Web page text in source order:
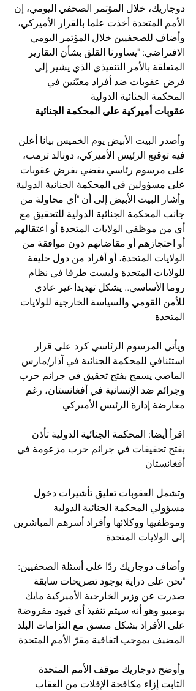
دوجاريك، خلال المؤتمر الصحفي اليومي، إن
الأمم المتحدة أخذت علما بالقرار الأميركي،
وأضاف للصحفيين خلال المؤتمر اليومي
الافتراضي: "يساورنا القلق بشأن التقارير
المتعلقة بالأمر التنفيذي الذي يشير إلى
فرض عقوبات ضد أفراد معيّنين في
المحكمة الجنائية الدولية
عقوبات أميركية على المحكمة الجنائية
وأصدر البيت الأبيض يوم الخميس بيانا أعلن
فيه توقيع الرئيس الأميركي، دونالد ترمب،
على مرسوم رئاسي يقضي بفرض عقوبات
على مسؤولين في المحكمة الجنائية الدولية
وأشار البيت الأبيض إلى أن "أي محاولة من
جانب المحكمة الجنائية الدولية للتحقيق مع
أي من موظفي الولايات المتحدة أو اعتقالهم
أو احتجازهم أو مقاضاتهم دون موافقة من
الولايات المتحدة، أو أفراد من دول حليفة
للولايات المتحدة وليست طرفا في نظام
روما الأساسي.. يشكل تهديدا غير عادي
للأمن القومي والسياسة الخارجية للولايات
المتحدة
ويأتي المرسوم الرئاسي كرد على قرار
استئنافي للمحكمة الجنائية في آذار/مارس
الماضي يسمح بفتح تحقيق في جرائم حرب
وجرائم ضد الإنسانية في أفغانستان، رغم
معارضة إدارة الرئيس الأميركي
اقرأ أيضا: المحكمة الجنائية الدولية تأذن
بفتح تحقيقات في جرائم حرب مزعومة في
أفغانستان
وتشمل العقوبات تعليق تأشيرات دخول
مسؤولي المحكمة الجنائية الدولية
وموظفيها ووكلائها وأفراد أسرهم المباشرين
إلى الولايات المتحدة
وأضاف دوجاريك ردّا على أسئلة الصحفيين:
"نحن على دراية بوجود تصريحات سابقة
صدرت عن وزير الخارجية الأميركية مايك
بومبيو وهو أنه سيتم تنفيذ أي قيود مفروضة
على الأفراد بشكل متسق مع التزامات البلد
المضيف بموجب اتفاقية مقرّ الأمم المتحدة
وأوضح دوجاريك موقف الأمم المتحدة
الثابت إزاء مكافحة الإفلات من العقاب